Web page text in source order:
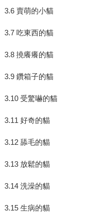
3.6 賣萌的小貓
3.7 吃東西的貓
3.8 撓癢癢的貓
3.9 鑽箱子的貓
3.10 受驚嚇的貓
3.11 好奇的貓
3.12 舔毛的貓
3.13 放鬆的貓
3.14 洗澡的貓
3.15 生病的貓